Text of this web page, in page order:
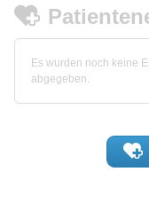
Es wurden noch keine
abgegeben.